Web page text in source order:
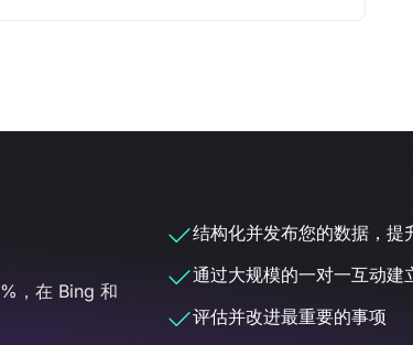
，在 Bing 和
结构化并发布您的数据，提
通过大规模的一对一互动建
评估并改进最重要的事项